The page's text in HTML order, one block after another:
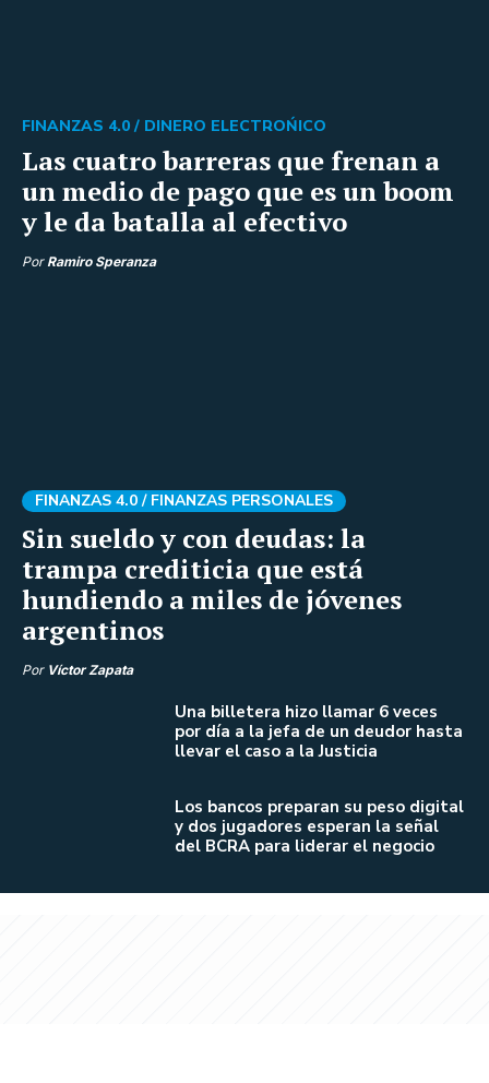
Las cuatro barreras que frenan a
un medio de pago que es un boom
y le da batalla al efectivo
FINANZAS 4.0 / DINERO ELECTROŃICO
Por Ramiro Speranza
Sin sueldo y con deudas: la
trampa crediticia que está
hundiendo a miles de jóvenes
argentinos
FINANZAS 4.0 / FINANZAS PERSONALES
Por Víctor Zapata
Una billetera hizo llamar 6 veces
por día a la jefa de un deudor hasta
llevar el caso a la Justicia
Los bancos preparan su peso digital
y dos jugadores esperan la señal
del BCRA para liderar el negocio